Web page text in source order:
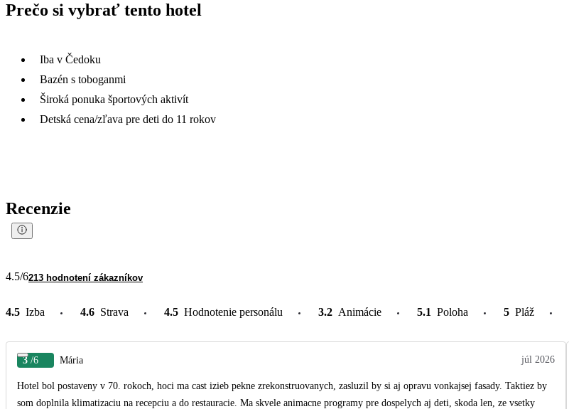
Prečo si vybrať tento hotel
Iba v Čedoku
Bazén s toboganmi
Široká ponuka športových aktivít
Detská cena/zľava pre deti do 11 rokov
Recenzie
4.5/6213 hodnotení zákazníkov
4.5 Izba 4.6 Strava 4.5 Hodnotenie personálu 3.2 Animácie 5.1 Poloha 5 Pláž
3 /6 Mária júl 2026
Hotel bol postaveny v 70. rokoch, hoci ma cast izieb pekne zrekonstruovanych, zasluzil by si aj opravu vonkajsej fasady. Taktiez by
som doplnila klimatizaciu na recepciu a do restauracie. Ma skvele animacne programy pre dospelych aj deti, skoda len, ze vsetky